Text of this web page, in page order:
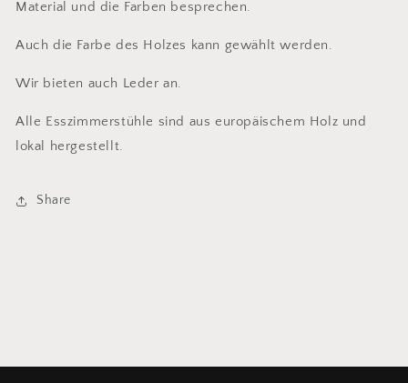
Material und die Farben besprechen.
Auch die Farbe des Holzes kann gewählt werden.
Wir bieten auch Leder an.
Alle Esszimmerstühle sind aus europäischem Holz und
lokal hergestellt.
Share